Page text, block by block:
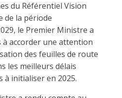
du Référentiel Vision
de la période
le Premier Ministre a
accorder une attention
des feuilles de route
les meilleurs délais
à initialiser en 2025.